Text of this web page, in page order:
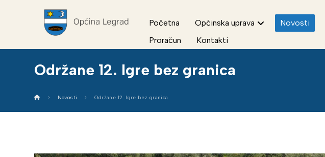
Početna Općinska uprava Novosti
Proračun
Kontakti
Održane 12. Igre bez granica
Novosti Održane 12. Igre bez granica